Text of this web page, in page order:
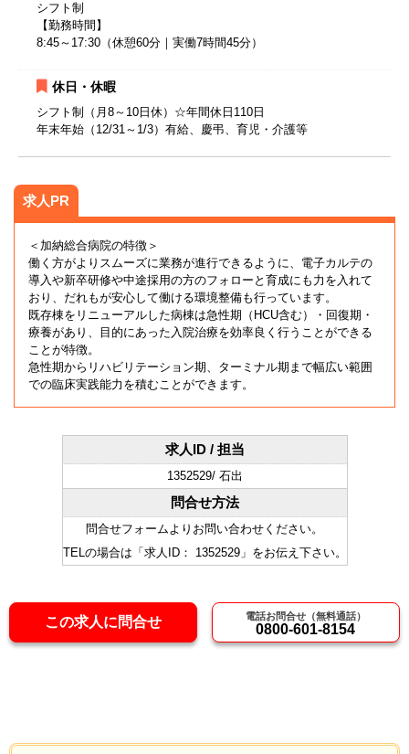
シフト制
【勤務時間】
8:45～17:30（休憩60分｜実働7時間45分）
休日・休暇
シフト制（月8～10日休）☆年間休日110日
年末年始（12/31～1/3）有給、慶弔、育児・介護等
求人PR
＜加納総合病院の特徴＞
働く方がよりスムーズに業務が進行できるように、電子カルテの
導入や新卒研修や中途採用の方のフォローと育成にも力を入れて
おり、だれもが安心して働ける環境整備も行っています。
既存棟をリニューアルした病棟は急性期（HCU含む）・回復期・
療養があり、目的にあった入院治療を効率良く行うことができる
ことが特徴。
急性期からリハビリテーション期、ターミナル期まで幅広い範囲
での臨床実践能力を積むことができます。
求人ID / 担当
1352529/ 石出
問合せ方法
問合せフォームよりお問い合わせください。
TELの場合は「求人ID： 1352529」をお伝え下さい。
この求人に問合せ 電話お問合せ（無料通話）
0800-601-8154